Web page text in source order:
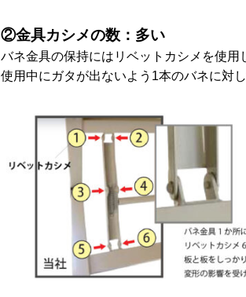
②金具カシメの数：多い
バネ金具の保持にはリベットカシメを使用
使用中にガタが出ないよう1本のバネに対